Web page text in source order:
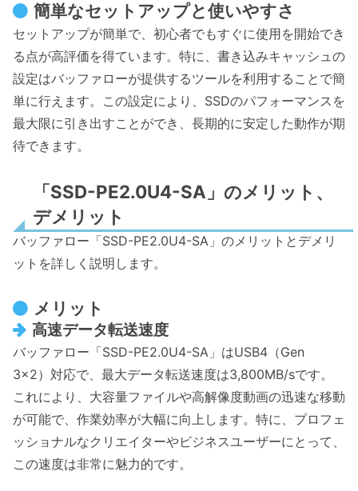
簡単なセットアップと使いやすさ
セットアップが簡単で、初心者でもすぐに使用を開始でき
る点が高評価を得ています。特に、書き込みキャッシュの
設定はバッファローが提供するツールを利用することで簡
単に行えます。この設定により、SSDのパフォーマンスを
最大限に引き出すことができ、長期的に安定した動作が期
待できます。
「SSD-PE2.0U4-SA」のメリット、
デメリット
バッファロー「SSD-PE2.0U4-SA」のメリットとデメリ
ットを詳しく説明します。
メリット
高速データ転送速度
バッファロー「SSD-PE2.0U4-SA」はUSB4（Gen
3×2）対応で、最大データ転送速度は3,800MB/sです。
これにより、大容量ファイルや高解像度動画の迅速な移動
が可能で、作業効率が大幅に向上します。特に、プロフェ
ッショナルなクリエイターやビジネスユーザーにとって、
この速度は非常に魅力的です。